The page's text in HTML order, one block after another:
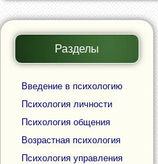
Разделы
Введение в психологию
Психология личности
Психология общения
Возрастная психология
Психология управления